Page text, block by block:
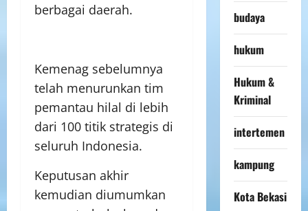
berbagai daerah.
Kemenag sebelumnya
telah menurunkan tim
pemantau hilal di lebih
dari 100 titik strategis di
seluruh Indonesia.
Keputusan akhir
kemudian diumumkan
budaya
hukum
Hukum &
Kriminal
intertemen
kampung
Kota Bekasi